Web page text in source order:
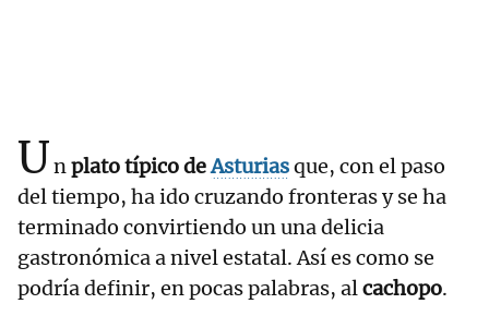
Unplato típico deAsturiasque, con el paso
del tiempo, ha ido cruzando fronteras y se ha
terminado convirtiendo un una delicia
gastronómica a nivel estatal. Así es como se
podría definir, en pocas palabras, alcachopo.